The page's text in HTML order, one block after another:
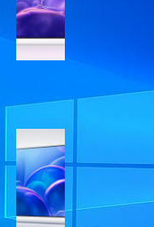
2025